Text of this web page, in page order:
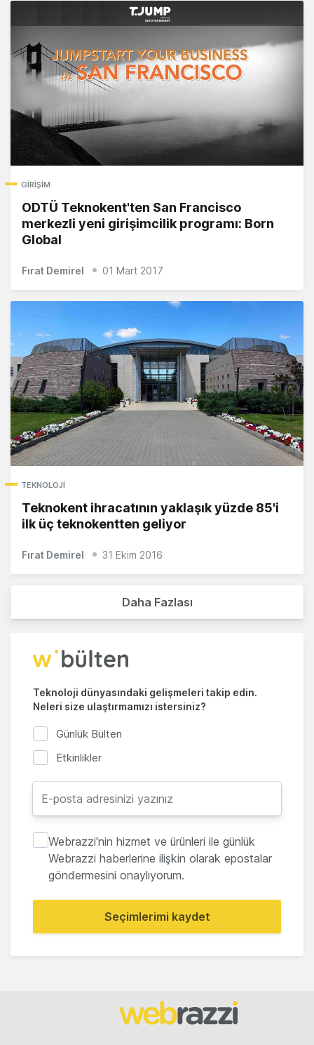
GIRIŞIM
ODTÜ Teknokent'ten San Francisco
merkezli yeni girişimcilik programı: Born
Global
Fırat Demirel 01 Mart 2017
TEKNOLOJI
Teknokent ihracatının yaklaşık yüzde 85'i
ilk üç teknokentten geliyor
Fırat Demirel 31 Ekim 2016
Daha Fazlası
Teknoloji dünyasındaki gelişmeleri takip edin.
Neleri size ulaştırmamızı istersiniz?
Günlük Bülten
Etkinlikler
Webrazzi'nin hizmet ve ürünleri ile günlük
Webrazzi haberlerine ilişkin olarak epostalar
göndermesini onaylıyorum.
Seçimlerimi kaydet